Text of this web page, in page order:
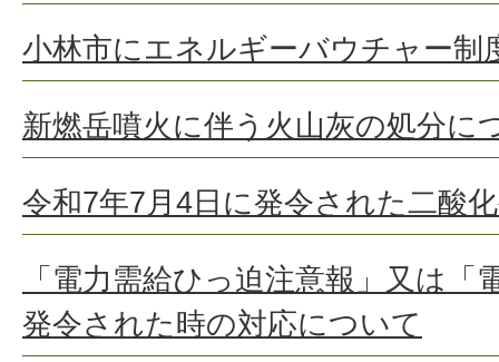
小林市にエネルギーバウチャー制
新燃岳噴火に伴う火山灰の処分に
令和7年7月4日に発令された二酸
「電力需給ひっ迫注意報」又は「
発令された時の対応について